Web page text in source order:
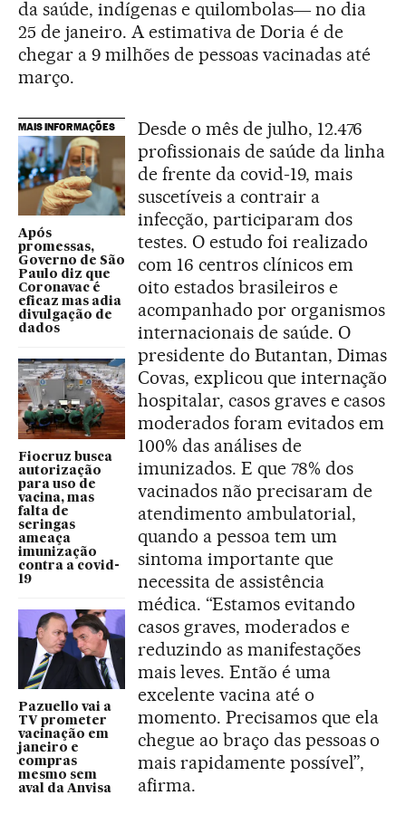
da saúde, indígenas e quilombolas― no dia
25 de janeiro. A estimativa de Doria é de
chegar a 9 milhões de pessoas vacinadas até
março.
MAIS INFORMAÇÕES
Após
promessas,
Governo de São
Paulo diz que
Coronavac é
eficaz mas adia
divulgação de
dados
Fiocruz busca
autorização
para uso de
vacina, mas
falta de
seringas
ameaça
imunização
contra a covid-
19
Pazuello vai a
TV prometer
vacinação em
janeiro e
compras
mesmo sem
aval da Anvisa
Desde o mês de julho, 12.476
profissionais de saúde da linha
de frente da covid-19, mais
suscetíveis a contrair a
infecção, participaram dos
testes. O estudo foi realizado
com 16 centros clínicos em
oito estados brasileiros e
acompanhado por organismos
internacionais de saúde. O
presidente do Butantan, Dimas
Covas, explicou que internação
hospitalar, casos graves e casos
moderados foram evitados em
100% das análises de
imunizados. E que 78% dos
vacinados não precisaram de
atendimento ambulatorial,
quando a pessoa tem um
sintoma importante que
necessita de assistência
médica. “Estamos evitando
casos graves, moderados e
reduzindo as manifestações
mais leves. Então é uma
excelente vacina até o
momento. Precisamos que ela
chegue ao braço das pessoas o
mais rapidamente possível”,
afirma.